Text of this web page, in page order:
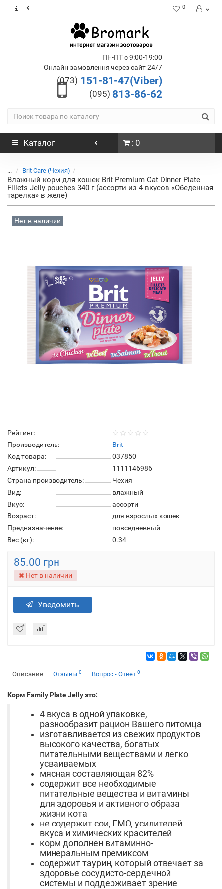
0
ПН-ПТ с 9:00-19:00
Онлайн замовлення через сайт 24/7
(073) 151-81-47(Viber)
(095) 813-86-62
Каталог : 0
... Brit Care (Чехия)
Влажный корм для кошек Brit Premium Cat Dinner Plate
Fillets Jelly pouches 340 г (ассорти из 4 вкусов «Обеденная
тарелка» в желе)
Нет в наличии
Рейтинг:
Производитель:
Brit
Код товара:
037850
Артикул:
1111146986
Страна производитель:
Чехия
Вид:
влажный
Вкус:
ассорти
Возраст:
для взрослых кошек
Предназначение:
повседневный
Вес (кг):
0.34
85.00 грн
Нет в наличии
Уведомить
Описание Отзывы 0 Вопрос - Ответ 0
Корм Family Plate Jelly это:
4 вкуса в одной упаковке,
разнообразит рацион Вашего питомца
изготавливается из свежих продуктов
высокого качества, богатых
питательными веществами и легко
усваиваемых
мясная составляющая 82%
содержит все необходимые
питательные вещества и витамины
для здоровья и активного образа
жизни кота
не содержит сои, ГМО, усилителей
вкуса и химических красителей
корм дополнен витаминно-
минеральным премиксом
содержит таурин, который отвечает за
здоровье сосудисто-сердечной
системы и поддерживает зрение